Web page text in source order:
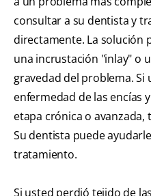
consultar a su dentista y
directamente. La solución
una incrustación "inlay" o
gravedad del problema. Si
enfermedad de las encías
etapa crónica o
Su dentista puede
tratamiento.
Si usted perdió tejido de